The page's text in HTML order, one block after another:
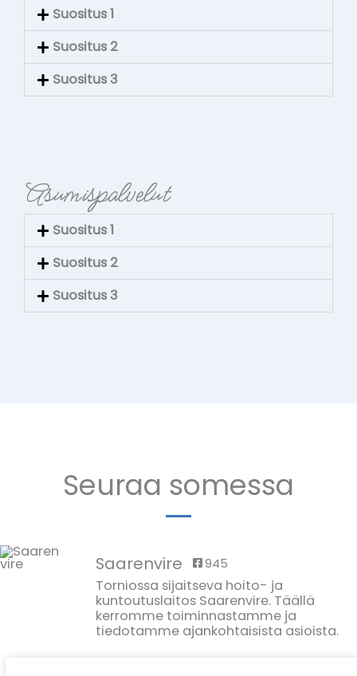
Suositus 1
Suositus 2
Suositus 3
Asumispalvelut
Suositus 1
Suositus 2
Suositus 3
Seuraa somessa
Saarenvire 945
Torniossa sijaitseva hoito- ja
kuntoutuslaitos Saarenvire. Täällä
kerromme toiminnastamme ja
tiedotamme ajankohtaisista asioista.